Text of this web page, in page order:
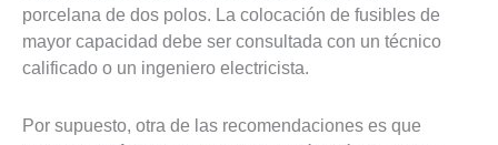
porcelana de dos polos. La colocación de fusibles de
mayor capacidad debe ser consultada con un técnico
calificado o un ingeniero electricista.
Por supuesto, otra de las recomendaciones es que